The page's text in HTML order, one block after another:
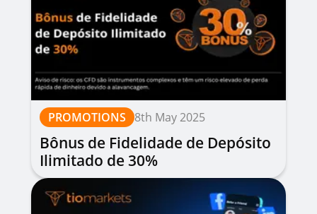
PROMOTIONS 8th May 2025
Bônus de Fidelidade de Depósito
Ilimitado de 30%